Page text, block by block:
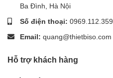
Ba Đình, Hà Nội
Số điện thoại: 0969.112.359
Email: quang@thietbiso.com
Hỗ trợ khách hàng